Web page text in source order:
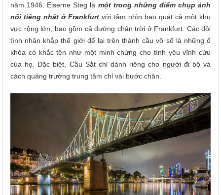
năm 1946. Eiserne Steg là một trong những điểm chụp ảnh
nổi tiếng nhất ở Frankfurt với tầm nhìn bao quát cả một khu
vực rộng lớn, bao gồm cả đường chân trời ở Frankfurt. Các đôi
tình nhân khắp thế giới để lại trên thành cầu vô số là những ổ
khóa có khắc tên như một minh chứng cho tình yêu vĩnh cửu
của họ. Đặc biệt, Cầu Sắt chỉ dành riêng cho người đi bộ và
cách quảng trường trung tâm chỉ vài bước chân.